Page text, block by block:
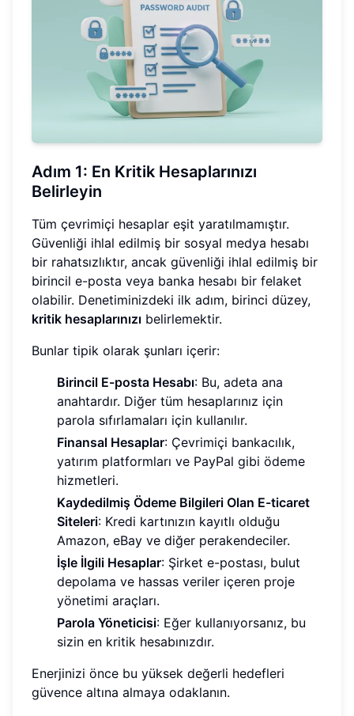
Adım 1: En Kritik Hesaplarınızı
Belirleyin
Tüm çevrimiçi hesaplar eşit yaratılmamıştır.
Güvenliği ihlal edilmiş bir sosyal medya hesabı
bir rahatsızlıktır, ancak güvenliği ihlal edilmiş bir
birincil e-posta veya banka hesabı bir felaket
olabilir. Denetiminizdeki ilk adım, birinci düzey,
kritik hesaplarınızı belirlemektir.
Bunlar tipik olarak şunları içerir:
Birincil E-posta Hesabı: Bu, adeta ana
anahtardır. Diğer tüm hesaplarınız için
parola sıfırlamaları için kullanılır.
Finansal Hesaplar: Çevrimiçi bankacılık,
yatırım platformları ve PayPal gibi ödeme
hizmetleri.
Kaydedilmiş Ödeme Bilgileri Olan E-ticaret
Siteleri: Kredi kartınızın kayıtlı olduğu
Amazon, eBay ve diğer perakendeciler.
İşle İlgili Hesaplar: Şirket e-postası, bulut
depolama ve hassas veriler içeren proje
yönetimi araçları.
Parola Yöneticisi: Eğer kullanıyorsanız, bu
sizin en kritik hesabınızdır.
Enerjinizi önce bu yüksek değerli hedefleri
güvence altına almaya odaklanın.